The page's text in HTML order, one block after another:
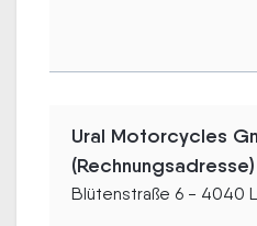
Ural Motorcycles
(Rechnungsadresse)
Blütenstraße 6 - 4040